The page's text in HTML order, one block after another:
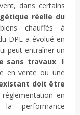
dans certains
réelle du
chauffés à
DPE a évolué en
peut entraîner un
sans travaux. Il
en vente ou une
doit être
en
performance